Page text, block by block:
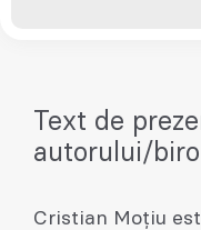
Text de
autorului/
Cristian Moțiu